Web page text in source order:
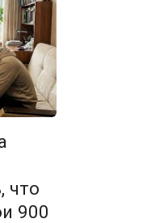
что
900